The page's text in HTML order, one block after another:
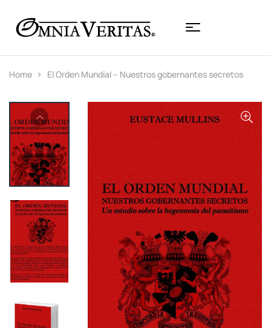
Home El Orden Mundial – Nuestros gobernantes secretos